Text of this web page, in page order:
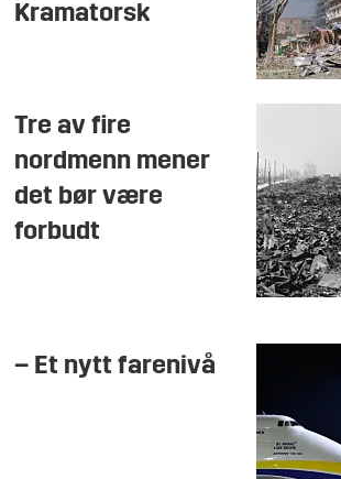
Kramatorsk
Tre av fire
nordmenn mener
det bør være
forbudt
– Et nytt farenivå